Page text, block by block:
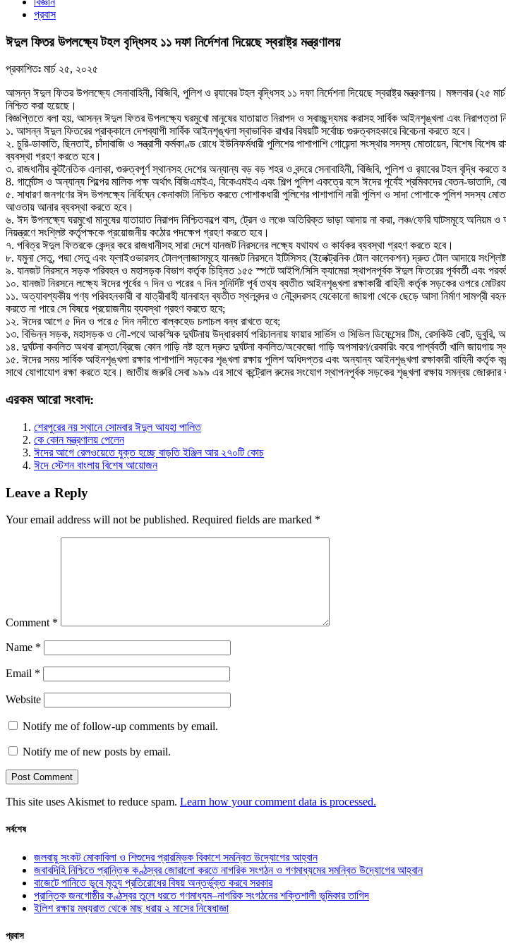
প্রবাস
ঈদুল ফিতর উপলক্ষ্যে টহল বৃদ্ধিসহ ১১ দফা নির্দেশনা দিয়েছে স্বরাষ্ট্র মন্ত্রণালয়
প্রকাশিতঃ মার্চ ২৫, ২০২৫
আসন্ন ঈদুল ফিতর উপলক্ষ্যে সেনাবাহিনী, বিজিবি, পুলিশ ও র‍্যাবের টহল বৃদ্ধিসহ ১১ দফা নির্দেশনা দিয়েছে স্বরাষ্ট্র মন্ত্রণালয়। মঙ্গলবার (২৫
নিশ্চিত করা হয়েছে।
বিজ্ঞপ্তিতে বলা হয়, আসন্ন ঈদুল ফিতর উপলক্ষ্যে ঘরমুখো মানুষের যাতায়াত নিরাপদ ও স্বাচ্ছন্দ্যময় করাসহ সার্বিক আইনশৃঙ্খলা এবং নিরাপত্তা
১. আসন্ন ঈদুল ফিতরের প্রাক্কালে দেশব্যাপী সার্বিক আইনশৃঙ্খলা স্বাভাবিক রাখার বিষয়টি সর্বোচ্চ গুরুত্বসহকারে বিবেচনা করতে হবে।
২. চুরি-ডাকাতি, ছিনতাই, চাঁদাবাজি ও সন্ত্রাসী কর্মকাণ্ড রোধে ইউনিফর্মধারী পুলিশের পাশাপাশি গোয়েন্দা সংস্থার সদস্য মোতায়েন, বিশেষ
ব্যবস্থা গ্রহণ করতে হবে।
৩. রাজধানীর কূটনৈতিক এলাকা, গুরুত্বপূর্ণ স্থানসহ দেশের অন্যান্য বড় বড় শহর ও বন্দরে সেনাবাহিনী, বিজিবি, পুলিশ ও র‍্যাবের টহল বৃদ্ধি করতে
8. গার্মেন্টস ও অন্যান্য শিল্পের মালিক পক্ষ অর্থাৎ বিজিএমইএ, বিকেএমইএ এবং শিল্প পুলিশ একত্রে বসে ঈদের পূর্বেই শ্রমিকদের বেতন-
৫. সাধারণ জনগণের ঈদ উপলক্ষ্যে নির্বিঘ্নে কেনাকাটা নিশ্চিত করতে পোশাকধারী পুলিশের পাশাপাশি নারী পুলিশ ও সাদা পোশাকে পুলিশ সদস্য
আওতায় আনার ব্যবস্থা করতে হবে।
৬. ঈদ উপলক্ষ্যে ঘরমুখো মানুষের যাতায়াত নিরাপদ নিশ্চিতকল্পে বাস, ট্রেন ও লঞ্চে অতিরিক্ত ভাড়া আদায় না করা, লঞ্চ/ফেরি ঘাটসমূহে অনিয়ম
নিয়ন্ত্রণে সংশ্লিষ্ট কর্তৃপক্ষকে প্রয়োজনীয় কঠোর পদক্ষেপ গ্রহণ করতে হবে।
৭. পবিত্র ঈদুল ফিতরকে কেন্দ্র করে রাজধানীসহ সারা দেশে যানজট নিরসনের লক্ষ্যে যথাযথ ও কার্যকর ব্যবস্থা গ্রহণ করতে হবে।
৮. যমুনা সেতু, পদ্মা সেতু এবং ফ্লাইওভারসহ টোলপ্লাজাসমূহে যানজট নিরসনে ইটিসিসহ (ইলেক্ট্রনিক টোল কালেকশন) দ্রুত টোল আদায়ে
৯. যানজট নিরসনে সড়ক পরিবহন ও মহাসড়ক বিভাগ কর্তৃক চিহ্নিত ১৫৫ স্পটে আইপি/সিসি ক্যামেরা স্থাপনপূর্বক ঈদুল ফিতরের পূর্ববর্তী এবং
১০. যানজট নিরসনে লক্ষ্যে ঈদের পূর্বের ৭ দিন ও পরের ৭ দিন সুনির্দিষ্ট পূর্ব তথ্য ব্যতীত আইনশৃঙ্খলা রক্ষাকারী বাহিনী কর্তৃক সড়কের ওপরে
১১. অত্যাবশ্যকীয় পণ্য পরিবহনকারী বা যাত্রীবাহী যানবাহন ব্যতীত স্থলবন্দর ও নৌবন্দরসহ যেকোনো জায়গা থেকে ছেড়ে আসা নির্মাণ সামগ্রী
করতে না পারে সে বিষয়ে প্রয়োজনীয় ব্যবস্থা গ্রহণ করতে হবে;
১২. ঈদের আগে ৫ দিন ও পরে ৫ দিন নদীতে বাল্কহেড চলাচল বন্ধ রাখতে হবে;
১৩. বিভিন্ন সড়ক, মহাসড়ক ও নৌ-পথে আকস্মিক দুর্ঘটনায় উদ্ধারকার্য পরিচালনায় ফায়ার সার্ভিস ও সিভিল ডিফেন্সের টিম, রেসকিউ বোট,
১৪. দুর্ঘটনা কবলিত অথবা রাস্তা/ব্রিজে কোন গাড়ি নষ্ট হলে দ্রুত দুর্ঘটনা কবলিত/অকেজো গাড়ি অপসারণ/রেকারিং করে পার্শ্ববর্তী খালি
১৫. ঈদের সময় সার্বিক আইনশৃঙ্খলা রক্ষার পাশাপাশি সড়কের শৃঙ্খলা রক্ষায় পুলিশ অধিদপ্তর এবং অন্যান্য আইনশৃঙ্খলা রক্ষাকারী বাহিনী
সাথে যোগাযোগ রক্ষা করতে হবে। জাতীয় জরুরি সেবা ৯৯৯ এর সাথে কন্ট্রোল রুমের সংযোগ স্থাপনপূর্বক সড়কের শৃঙ্খলা রক্ষায় সমন্বয় জোরদার
এরকম আরো সংবাদ:
শেরপুরের নয় স্থানে সোমবার ঈদুল আযহা পালিত
কে কোন মন্ত্রণালয় পেলেন
ঈদের আগে রেলওয়েতে যুক্ত হচ্ছে বাড়তি ইঞ্জিন আর ২৭০টি কোচ
ঈদে স্টেশন বাংলায় বিশেষ আয়োজন
Leave a Reply
Your email address will not be published. Required fields are marked *
Comment *
Name *
Email *
Website
Notify me of follow-up comments by email.
Notify me of new posts by email.
This site uses Akismet to reduce spam. Learn how your comment data is processed.
সর্বশেষ
জলবায়ু সংকট মোকাবিলা ও শিশুদের প্রারম্ভিক বিকাশে সমন্বিত উদ্যোগের আহ্বান
জবাবদিহি নিশ্চিতে প্রান্তিক কণ্ঠস্বর জোরালো করতে নাগরিক সংগঠন ও গণমাধ্যমের সমন্বিত উদ্যোগের আহ্বান
বাজেটে পানিতে ডুবে মৃত্যু প্রতিরোধের বিষয় অন্তর্ভুক্ত করবে সরকার
প্রান্তিক জনগোষ্ঠীর কণ্ঠস্বর তুলে ধরতে গণমাধ্যম–নাগরিক সংগঠনের শক্তিশালী ভূমিকার তাগিদ
ইলিশ রক্ষায় মধ্যরাত থেকে মাছ ধরায় ২ মাসের নিষেধাজ্ঞা
প্রবাস